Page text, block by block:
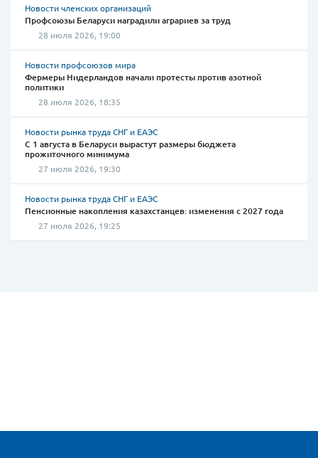
Новости членских организаций
Профсоюзы Беларуси наградили аграриев за труд
28 июля 2026, 19:00
Новости профсоюзов мира
Фермеры Нидерландов начали протесты против азотной
политики
28 июля 2026, 18:35
Новости рынка труда СНГ и ЕАЭС
С 1 августа в Беларуси вырастут размеры бюджета
прожиточного минимума
27 июля 2026, 19:30
Новости рынка труда СНГ и ЕАЭС
Пенсионные накопления казахстанцев: изменения с 2027 года
27 июля 2026, 19:25